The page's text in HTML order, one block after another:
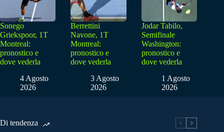
Sonego
Griekspoor, 1T
Montreal:
pronostico e
dove vederla
4 Agosto
2026
Berrettini
Navone, 1T
Montreal:
pronostico e
dove vederla
3 Agosto
2026
Jodar Tabilo,
Semifinale
Washington:
pronostico e
dove vederla
1 Agosto
2026
Di tendenza